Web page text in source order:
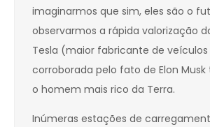
imaginarmos que sim, eles são o
observarmos a rápida valorização
Tesla (maior fabricante de
corroborada pelo fato de Elon
o homem mais rico da Terra.
Inúmeras estações de